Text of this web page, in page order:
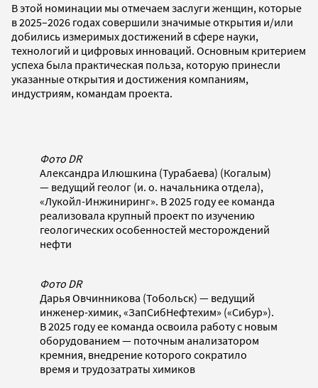
В этой номинации мы отмечаем заслуги женщин, которые
в 2025–2026 годах совершили значимые открытия и/или
добились измеримых достижений в сфере науки,
технологий и цифровых инноваций. Основным критерием
успеха была практическая польза, которую принесли
указанные открытия и достижения компаниям,
индустриям, командам проекта.
Фото DR
Александра Илюшкина (Турабаева) (Когалым)
— ведущий геолог (и. о. начальника отдела),
«Лукойл-Инжиниринг». В 2025 году ее команда
реализовала крупный проект по изучению
геологических особенностей месторождений
нефти
Фото DR
Дарья Овчинникова (Тобольск) — ведущий
инженер-химик, «ЗапСибНефтехим» («Сибур»).
В 2025 году ее команда освоила работу с новым
оборудованием — поточным анализатором
кремния, внедрение которого сократило
время и трудозатраты химиков